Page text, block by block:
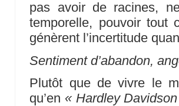
pas avoir de racines,
temporelle, pouvoir
génèrent l’incertitude
Sentiment d’abandon,
Plutôt que de vivre le
qu’en « Hardley